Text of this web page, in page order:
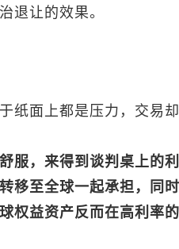
退让的效果。
纸面上都是压力，交易
服，来得到谈判桌上的
移至全球一起承担，同
权益资产反而在高利率